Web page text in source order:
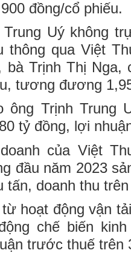
đồng/cổ phiếu.
Uý không
qua Việt
bà Trịnh Thị Nga,
tương đương
ông Trịnh Trung
tỷ đồng, lợi
của Việt
đầu năm 2023
tấn, doanh thu
hoạt động vận
chế biến
trước thuế trên